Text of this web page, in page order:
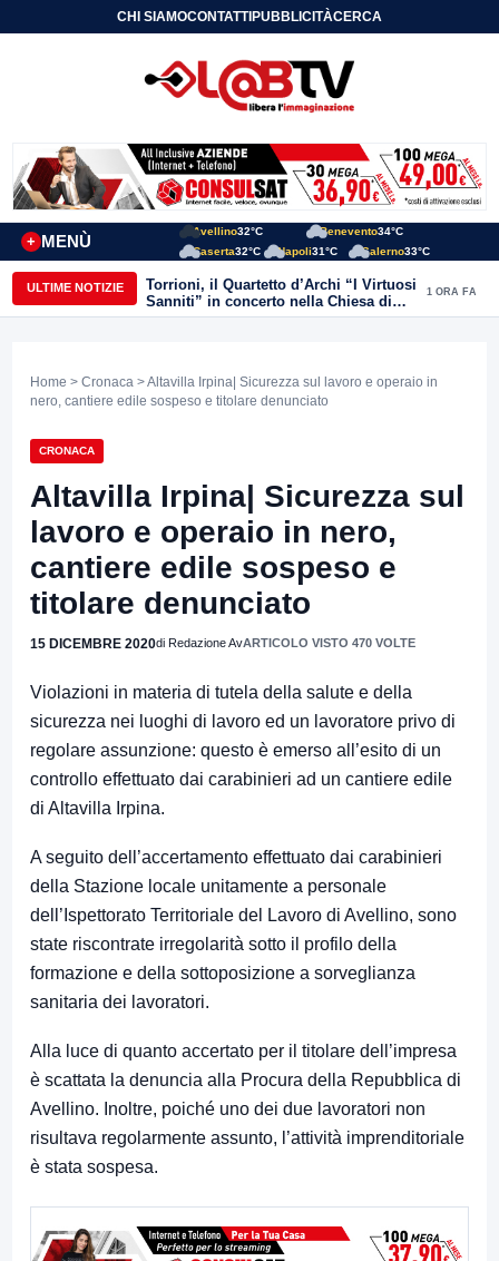
CHI SIAMOCONTATTIPUBBLICITÀCERCA
MENÙ
+
Avellino32°C Benevento34°C
Caserta32°C Napoli31°C Salerno33°C
ULTIME NOTIZIE
Torrioni, il Quartetto d’Archi “I Virtuosi
Sanniti” in concerto nella Chiesa di
San Michele Arcangelo
1 ORA FA
Home > Cronaca > Altavilla Irpina| Sicurezza sul lavoro e operaio in
nero, cantiere edile sospeso e titolare denunciato
CRONACA
Altavilla Irpina| Sicurezza sul
lavoro e operaio in nero,
cantiere edile sospeso e
titolare denunciato
15 DICEMBRE 2020di Redazione AvARTICOLO VISTO 470 VOLTE
Violazioni in materia di tutela della salute e della
sicurezza nei luoghi di lavoro ed un lavoratore privo di
regolare assunzione: questo è emerso all’esito di un
controllo effettuato dai carabinieri ad un cantiere edile
di Altavilla Irpina.
A seguito dell’accertamento effettuato dai carabinieri
della Stazione locale unitamente a personale
dell’Ispettorato Territoriale del Lavoro di Avellino, sono
state riscontrate irregolarità sotto il profilo della
formazione e della sottoposizione a sorveglianza
sanitaria dei lavoratori.
Alla luce di quanto accertato per il titolare dell’impresa
è scattata la denuncia alla Procura della Repubblica di
Avellino. Inoltre, poiché uno dei due lavoratori non
risultava regolarmente assunto, l’attività imprenditoriale
è stata sospesa.